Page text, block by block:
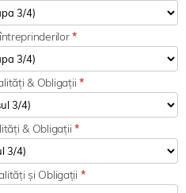
*
& Obligații*
& Obligații*
și Obligații *